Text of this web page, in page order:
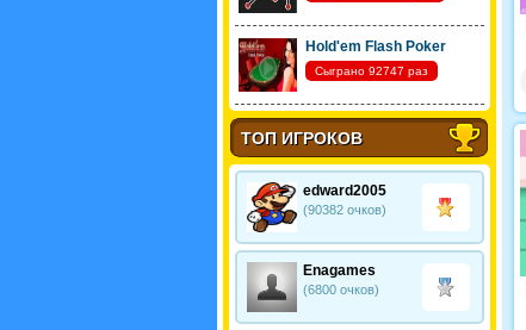
Hold'em Flash Poker
Сыграно 92747 раз
ТОП ИГРОКОВ
edward2005
(90382 очков)
Enagames
(6800 очков)